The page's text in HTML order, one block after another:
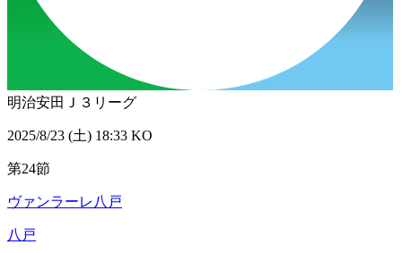
明治安田Ｊ３リーグ
2025/8/23 (土) 18:33 KO
第24節
ヴァンラーレ八戸
八戸